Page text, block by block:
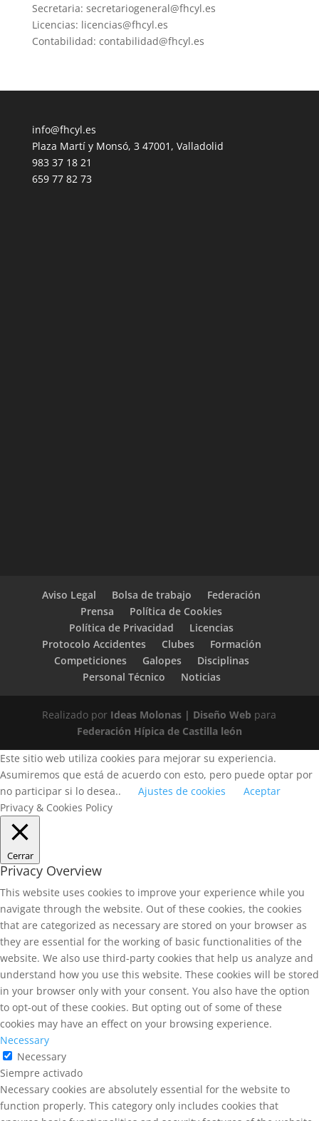
Secretaria: secretariogeneral@fhcyl.es
Licencias: licencias@fhcyl.es
Contabilidad: contabilidad@fhcyl.es
info@fhcyl.es
Plaza Martí y Monsó, 3 47001, Valladolid
983 37 18 21
659 77 82 73
Aviso Legal Bolsa de trabajo
Federación
Prensa
Política de Cookies
Política de Privacidad
Licencias
Protocolo Accidentes
Clubes
Formación
Competiciones
Galopes
Disciplinas
Personal Técnico
Noticias
Realizado por Ideas Molonas | Diseño Web para
Federación Hípica de Castilla león
Este sitio web utiliza cookies para mejorar su experiencia.
Asumiremos que está de acuerdo con esto, pero puede optar por
no participar si lo desea..
Ajustes de cookies
Aceptar
Privacy & Cookies Policy
Cerrar
Privacy Overview
This website uses cookies to improve your experience while you
navigate through the website. Out of these cookies, the cookies
that are categorized as necessary are stored on your browser as
they are essential for the working of basic functionalities of the
website. We also use third-party cookies that help us analyze and
understand how you use this website. These cookies will be stored
in your browser only with your consent. You also have the option
to opt-out of these cookies. But opting out of some of these
cookies may have an effect on your browsing experience.
Necessary
Necessary
Siempre activado
Necessary cookies are absolutely essential for the website to
function properly. This category only includes cookies that